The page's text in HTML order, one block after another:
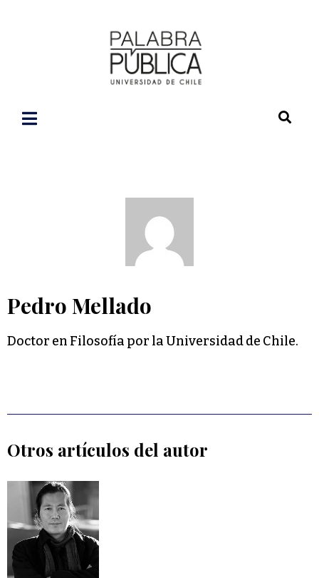
Pedro Mellado
Doctor en Filosofía por la Universidad de Chile.
Otros artículos del autor